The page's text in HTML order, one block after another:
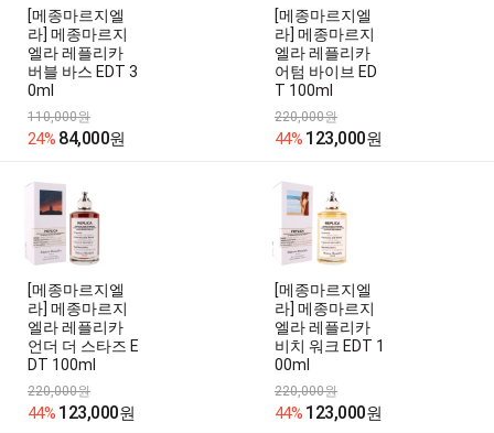
[메종마르지엘
라] 메종마르지
엘라 레플리카
버블 바스 EDT 3
0ml
110,000원
24% 84,000원
[메종마르지엘
라] 메종마르지
엘라 레플리카
어텀 바이브 ED
T 100ml
220,000원
44% 123,000원
[메종마르지엘
라] 메종마르지
엘라 레플리카
언더 더 스타즈 E
DT 100ml
220,000원
44% 123,000원
[메종마르지엘
라] 메종마르지
엘라 레플리카
비치 워크 EDT 1
00ml
220,000원
44% 123,000원